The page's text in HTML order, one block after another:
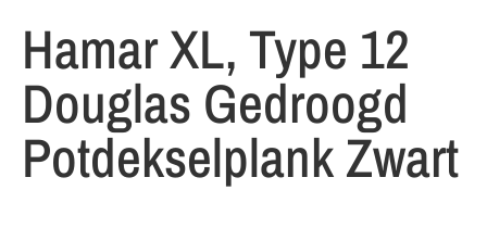
Hamar XL, Type 12
Douglas Gedroogd
Potdekselplank Zwart